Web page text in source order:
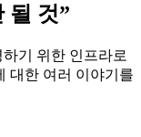
될 것”
기 위한 인프라로
대한 여러 이야기를